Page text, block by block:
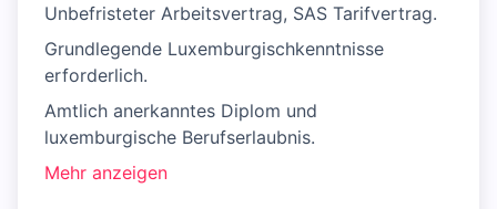
Unbefristeter Arbeitsvertrag, SAS Tarifvertrag.
Grundlegende Luxemburgischkenntnisse
erforderlich.
Amtlich anerkanntes Diplom und
luxemburgische Berufserlaubnis.
Mehr anzeigen